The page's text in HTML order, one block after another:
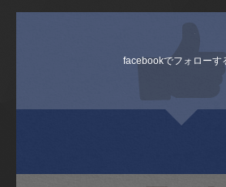
facebookでフォローす